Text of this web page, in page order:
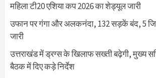
महिला टी20 एशिया कप 2026 का शेड्यूल जारी
उफान पर गंगा और अलकनंदा, 132 सड़कें बंद, 5
जारी
उत्तराखंड में ड्रग्स के खिलाफ सख्ती बढ़ेगी, मुख्य
बैठक में दिए कड़े निर्देश